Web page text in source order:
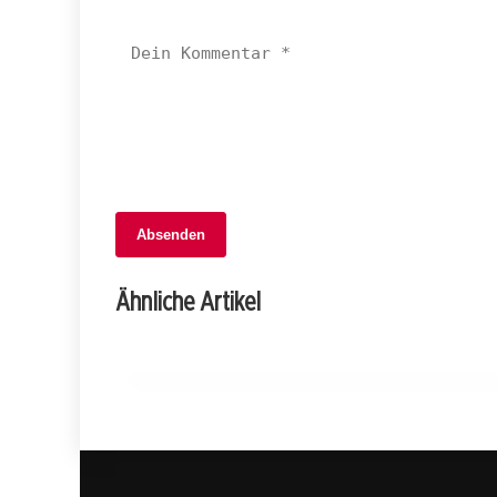
Absenden
Ähnliche Artikel
03. Februar 2026
Raser-Angriffe und Kabotage: Polizei